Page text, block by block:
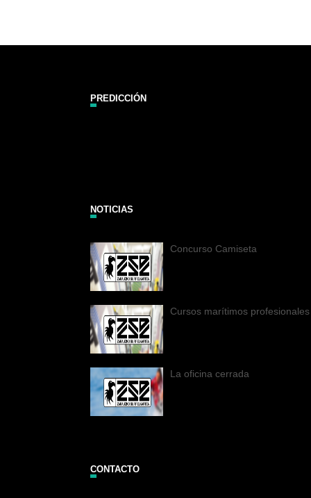
PREDICCIÓN
NOTICIAS
Concurso Camiseta
Cursos marítimos profesionales
La oficina cerrada
CONTACTO